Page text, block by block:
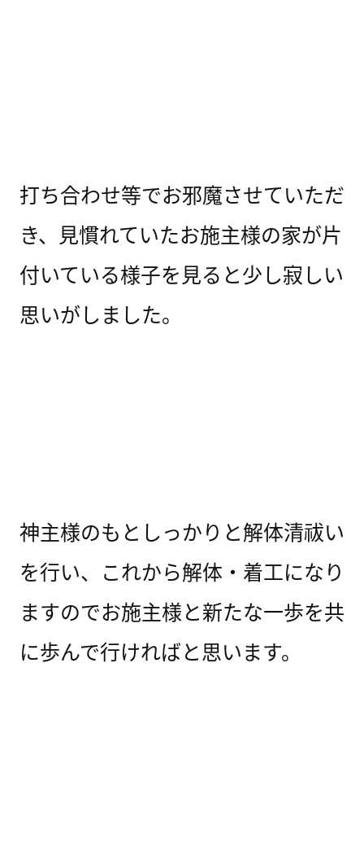
打ち合わせ等でお邪魔させていただ
き、見慣れていたお施主様の家が片
付いている様子を見ると少し寂しい
思いがしました。
神主様のもとしっかりと解体清祓い
を行い、これから解体・着工になり
ますのでお施主様と新たな一歩を共
に歩んで行ければと思います。